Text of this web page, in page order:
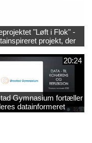
"Løft i Flok" -
projekt, der
at adressere
på
Gymnasium
20:24
Gymnasium fortæller
datainformeret
af skoleindsatser